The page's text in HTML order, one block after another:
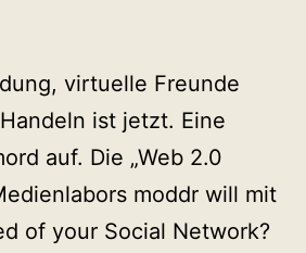
virtuelle Freunde
ist jetzt. Eine
auf. Die „Web 2.0
moddr will mit
of your Social Network?